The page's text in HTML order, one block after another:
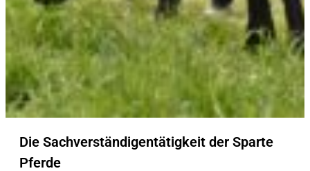
Die Sachverständigentätigkeit der Sparte
Pferde